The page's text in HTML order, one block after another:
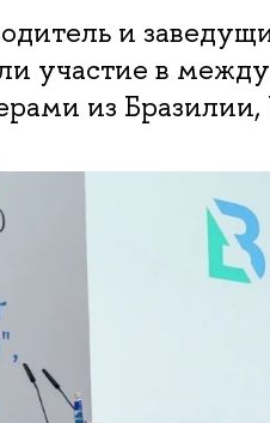
и
участие в
из